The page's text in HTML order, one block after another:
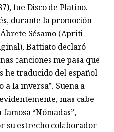
fue Disco de Platino.
durante la promoción
Sésamo (Apriti
Battiato declaró
canciones me pasa que
he traducido del español
a la inversa”. Suena a
mas cabe
“Nómadas”,
su estrecho colaborador